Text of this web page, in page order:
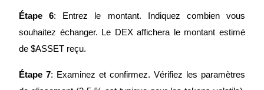
Étape 6: Entrez le montant. Indiquez combien vous
souhaitez échanger. Le DEX affichera le montant estimé
de $ASSET reçu.
Étape 7: Examinez et confirmez. Vérifiez les paramètres